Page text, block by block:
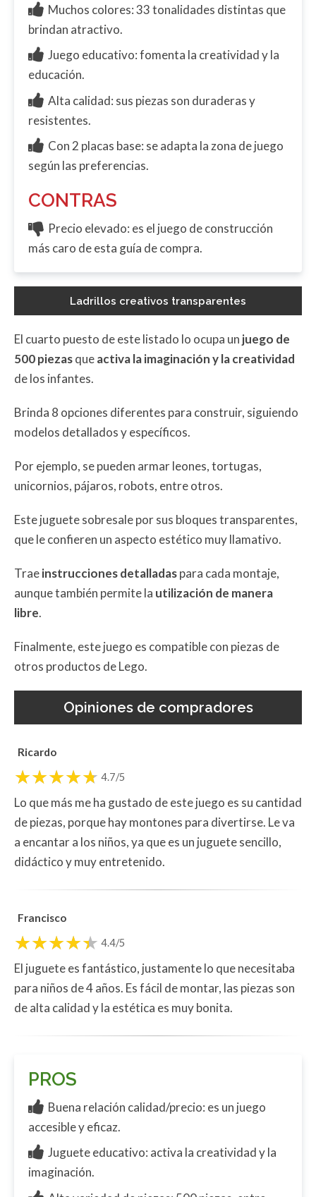
Muchos colores: 33 tonalidades distintas que
brindan atractivo.
Juego educativo: fomenta la creatividad y la
educación.
Alta calidad: sus piezas son duraderas y
resistentes.
Con 2 placas base: se adapta la zona de juego
según las preferencias.
CONTRAS
Precio elevado: es el juego de construcción
más caro de esta guía de compra.
Ladrillos creativos transparentes
El cuarto puesto de este listado lo ocupa un juego de
500 piezasqueactiva la imaginación y la creatividad
de los infantes.
Brinda 8 opciones diferentes para construir, siguiendo
modelos detallados y específicos.
Por ejemplo, se pueden armar leones, tortugas,
unicornios, pájaros, robots, entre otros.
Este juguete sobresale por sus bloques transparentes,
que le confieren un aspecto estético muy llamativo.
Traeinstrucciones detalladaspara cada montaje,
aunque también permite la utilización de manera
libre.
Finalmente, este juego es compatible con piezas de
otros productos de Lego.
Opiniones de compradores
Ricardo
4.7/5
Lo que más me ha gustado de este juego es su cantidad
de piezas, porque hay montones para divertirse. Le va
a encantar a los niños, ya que es un juguete sencillo,
didáctico y muy entretenido.
Francisco
4.4/5
El juguete es fantástico, justamente lo que necesitaba
para niños de 4 años. Es fácil de montar, las piezas son
de alta calidad y la estética es muy bonita.
PROS
Buena relación calidad/precio: es un juego
accesible y eficaz.
Juguete educativo: activa la creatividad y la
imaginación.